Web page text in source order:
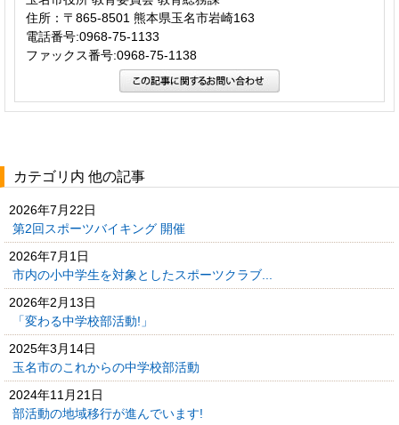
住所：〒865-8501 熊本県玉名市岩崎163
電話番号:0968-75-1133
ファックス番号:0968-75-1138
カテゴリ内 他の記事
2026年7月22日
第2回スポーツバイキング 開催
2026年7月1日
市内の小中学生を対象としたスポーツクラブ...
2026年2月13日
「変わる中学校部活動!」
2025年3月14日
玉名市のこれからの中学校部活動
2024年11月21日
部活動の地域移行が進んでいます!